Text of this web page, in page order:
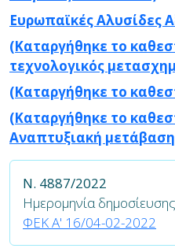
Ευρωπαϊκές Aλυσίδες
(Καταργήθηκε το
τεχνολογικός
(Καταργήθηκε το
(Καταργήθηκε το
Αναπτυξιακή μετάβαση
Ν. 4887/2022
Ημερομηνία
ΦΕΚ Α' 16/04-02-2022